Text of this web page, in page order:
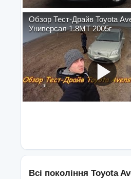
Обзор Тест-Драйв Toyota
Универсал 1.8MT 2005г
Всі покоління Toyota